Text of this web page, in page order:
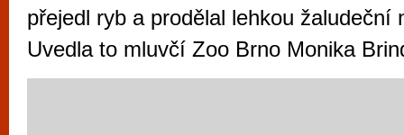
přejedl ryb a prodělal lehkou žaludeční
Uvedla to mluvčí Zoo Brno Monika
vyzkoušet různé kasinové hry. V
metropoli naleznete širokou nabídku her
po moderní automaty jak pro pravidelné
příležitostné hráče. V...